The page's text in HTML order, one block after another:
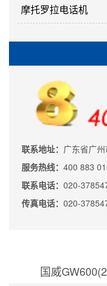
摩托罗拉电话机
联系地址： 广东省广
服务热线： 400 883
联系电话： 020-
传真电话： 020-
国威